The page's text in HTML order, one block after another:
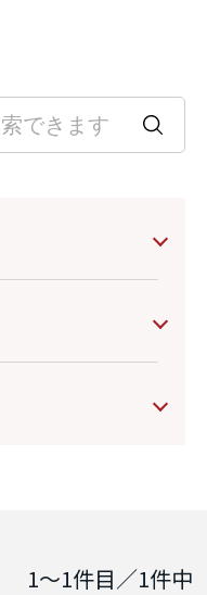
1～1件目／1件中